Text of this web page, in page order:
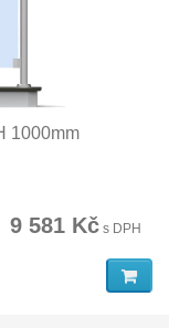
1000mm
9 581 Kč s DPH